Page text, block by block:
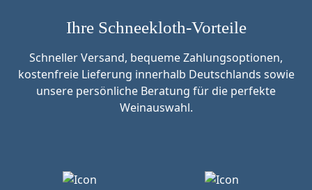
Ihre Schneekloth-Vorteile
Schneller Versand, bequeme Zahlungsoptionen,
kostenfreie Lieferung innerhalb Deutschlands sowie
unsere persönliche Beratung für die perfekte
Weinauswahl.